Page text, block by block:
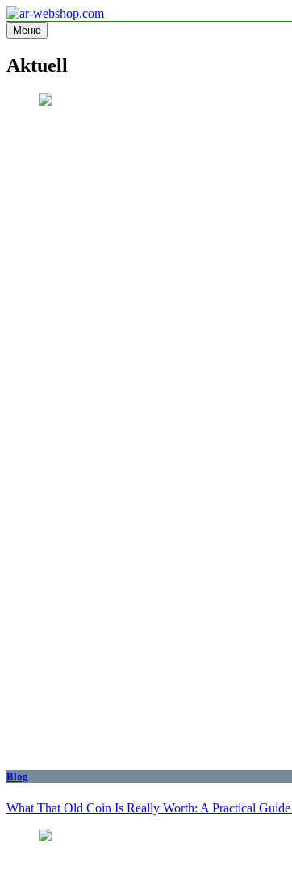
Перейти
к
содержимому
ar-webshop.com
Informationsseite
Меню
Aktuell
Blog
What That Old Coin Is Really Worth: A Practical